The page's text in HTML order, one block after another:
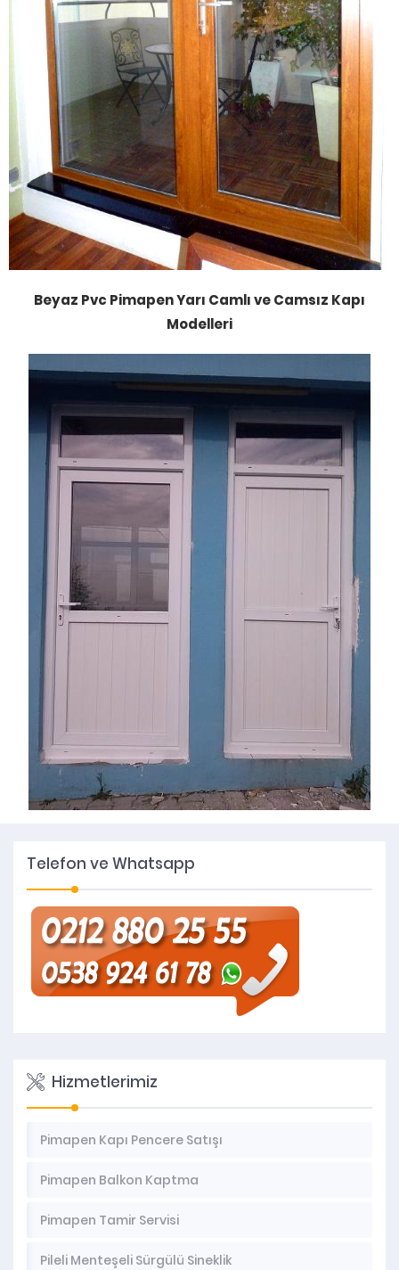
Beyaz Pvc Pimapen Yarı Camlı ve Camsız Kapı
Modelleri
Telefon ve Whatsapp
Hizmetlerimiz
Pimapen Kapı Pencere Satışı
Pimapen Balkon Kaptma
Pimapen Tamir Servisi
Pileli Menteşeli Sürgülü Sineklik